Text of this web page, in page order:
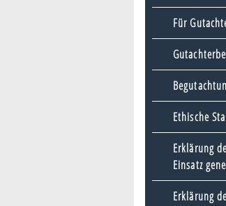
Für
Ethische
Erklärung
Einsatz
Erklärung